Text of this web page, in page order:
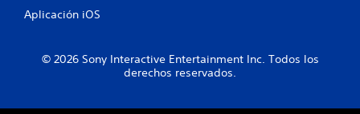
Aplicación iOS
© 2026 Sony Interactive Entertainment Inc. Todos los
derechos reservados.